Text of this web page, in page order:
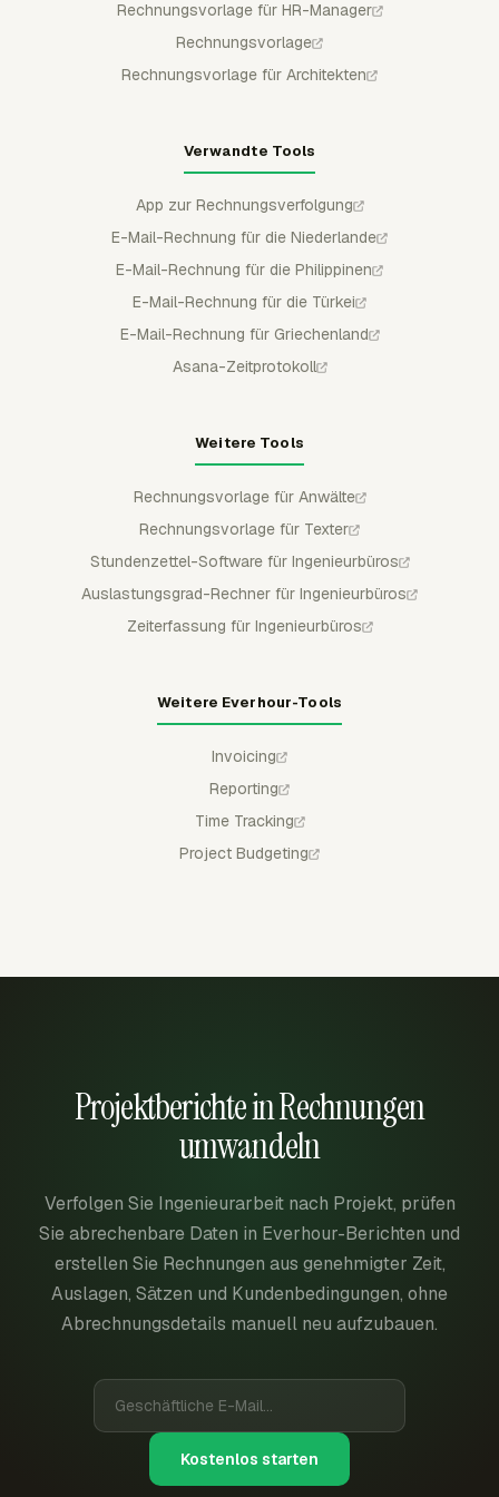
Rechnungsvorlage für HR-Manager
Rechnungsvorlage
Rechnungsvorlage für Architekten
Verwandte Tools
App zur Rechnungsverfolgung
E-Mail-Rechnung für die Niederlande
E-Mail-Rechnung für die Philippinen
E-Mail-Rechnung für die Türkei
E-Mail-Rechnung für Griechenland
Asana-Zeitprotokoll
Weitere Tools
Rechnungsvorlage für Anwälte
Rechnungsvorlage für Texter
Stundenzettel-Software für Ingenieurbüros
Auslastungsgrad-Rechner für Ingenieurbüros
Zeiterfassung für Ingenieurbüros
Weitere Everhour-Tools
Invoicing
Reporting
Time Tracking
Project Budgeting
Projektberichte in Rechnungen
umwandeln
Verfolgen Sie Ingenieurarbeit nach Projekt, prüfen
Sie abrechenbare Daten in Everhour-Berichten und
erstellen Sie Rechnungen aus genehmigter Zeit,
Auslagen, Sätzen und Kundenbedingungen, ohne
Abrechnungsdetails manuell neu aufzubauen.
Kostenlos starten